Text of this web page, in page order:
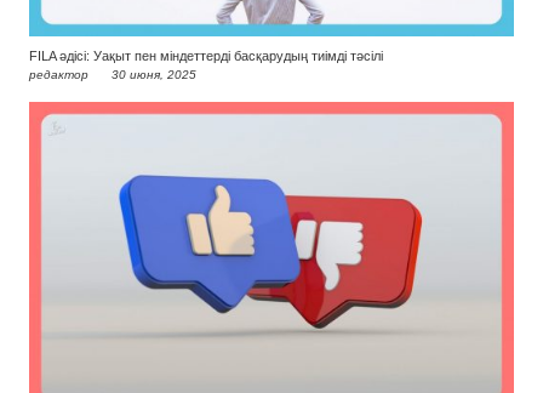
FILA әдісі: Уақыт пен міндеттерді басқарудың тиімді тәсілі
редактор 30 июня, 2025